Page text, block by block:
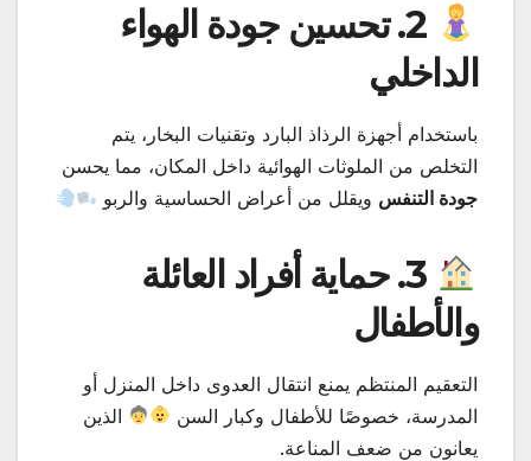
2. تحسين جودة الهواء
الداخلي
باستخدام أجهزة الرذاذ البارد وتقنيات البخار، يتم
التخلص من الملوثات الهوائية داخل المكان، مما يحسن
جودة التنفس ويقلل من أعراض الحساسية والربو
3. حماية أفراد العائلة
والأطفال
التعقيم المنتظم يمنع انتقال العدوى داخل المنزل أو
المدرسة، خصوصًا للأطفال وكبار السن
الذين
يعانون من ضعف المناعة.